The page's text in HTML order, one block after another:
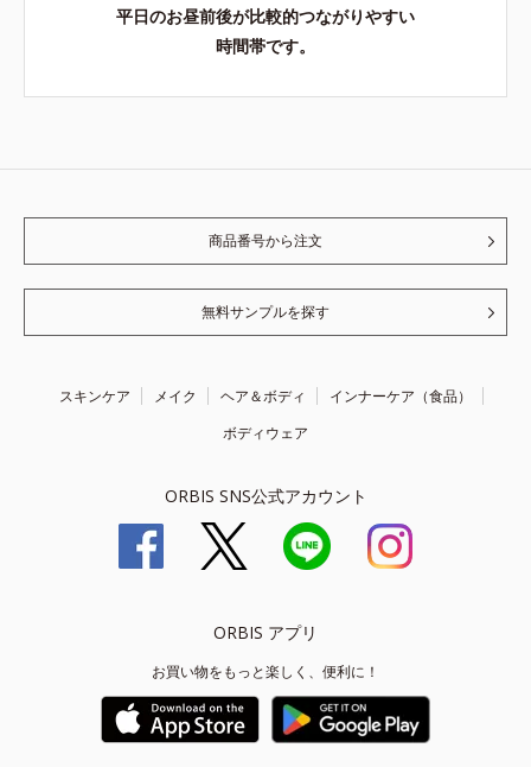
平日のお昼前後が比較的つながりやすい
時間帯です。
商品番号から注文
無料サンプルを探す
スキンケア メイク ヘア＆ボディ
インナーケア（食品）
ボディウェア
ORBIS SNS公式アカウント
ORBIS アプリ
お買い物をもっと楽しく、便利に！